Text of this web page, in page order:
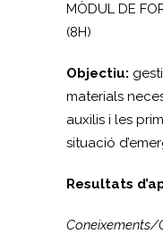
MÒDUL DE
(8H)
Objectiu:
materials
auxilis i les
situació
Resultats
Coneixements/